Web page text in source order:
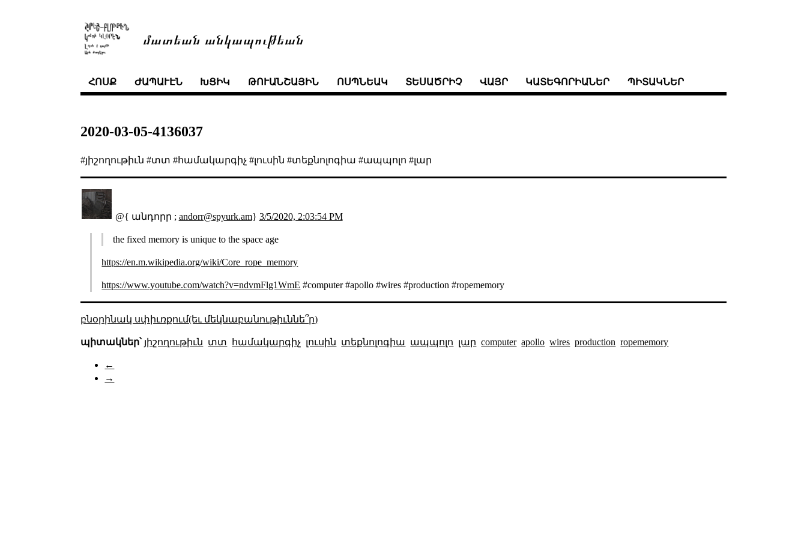
մատեան անկապութեան
ՀՈՍՔ ԺԱՊԱՒԷՆ ԽՑԻԿ ԹՈՒԱՆՇԱՅԻՆ ՈՍՊՆԵԱԿ ՏԵՍԱԾՐԻՉ ՎԱՅՐ ԿԱՏԵԳՈՐԻԱՆԵՐ ՊԻՏԱԿՆԵՐ
2020-03-05-4136037
#յիշողութիւն #տտ #համակարգիչ #լուսին #տեքնոլոգիա #ապպոլո #լար
@{ անդորր ; andorr@spyurk.am} 3/5/2020, 2:03:54 PM
the fixed memory is unique to the space age
https://en.m.wikipedia.org/wiki/Core_rope_memory
https://www.youtube.com/watch?v=ndvmFlg1WmE #computer #apollo #wires #production #ropememory
բնօրինակ սփիւռքում(եւ մեկնաբանութիւննե՞ր)
պիտակներ՝ յիշողութիւն տտ համակարգիչ լուսին տեքնոլոգիա ապպոլո լար computer apollo wires production ropememory
←
→